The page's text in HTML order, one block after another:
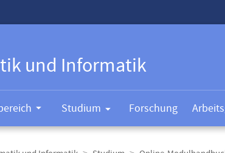
und Informatik
Studium Forschung